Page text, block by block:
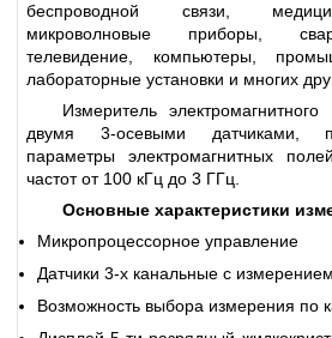
беспроводной связи,
микроволновые приборы,
телевидение, компьютеры,
лабораторные установки и многих
Измеритель
двумя 3-осевыми датчиками,
параметры электромагнитных
частот от 100 кГц до 3 ГГц.
Основные характеристики
Микропроцессорное управление
Датчики 3-х канальные с
Возможность выбора измерения по